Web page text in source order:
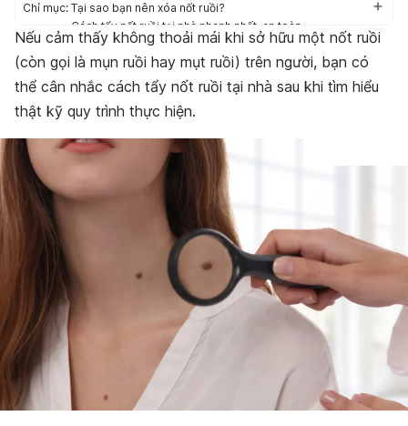
Chỉ mục: Tại sao bạn nên xóa nốt ruồi?
Cách tẩy nốt ruồi tại nhà nhanh nhất, an toàn
Nguy cơ sức khỏe khi tẩy nốt ruồi tại nhà
Nếu cảm thấy không thoải mái khi sở hữu một nốt ruồi
(còn gọi là mụn ruồi hay mụt ruồi) trên người, bạn có
thể cân nhắc cách tẩy nốt ruồi tại nhà sau khi tìm hiểu
thật kỹ quy trình thực hiện.